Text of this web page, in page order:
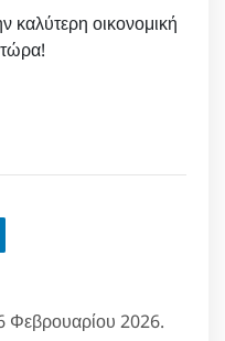
καλύτερη οικονομική
Φεβρουαρίου 2026.